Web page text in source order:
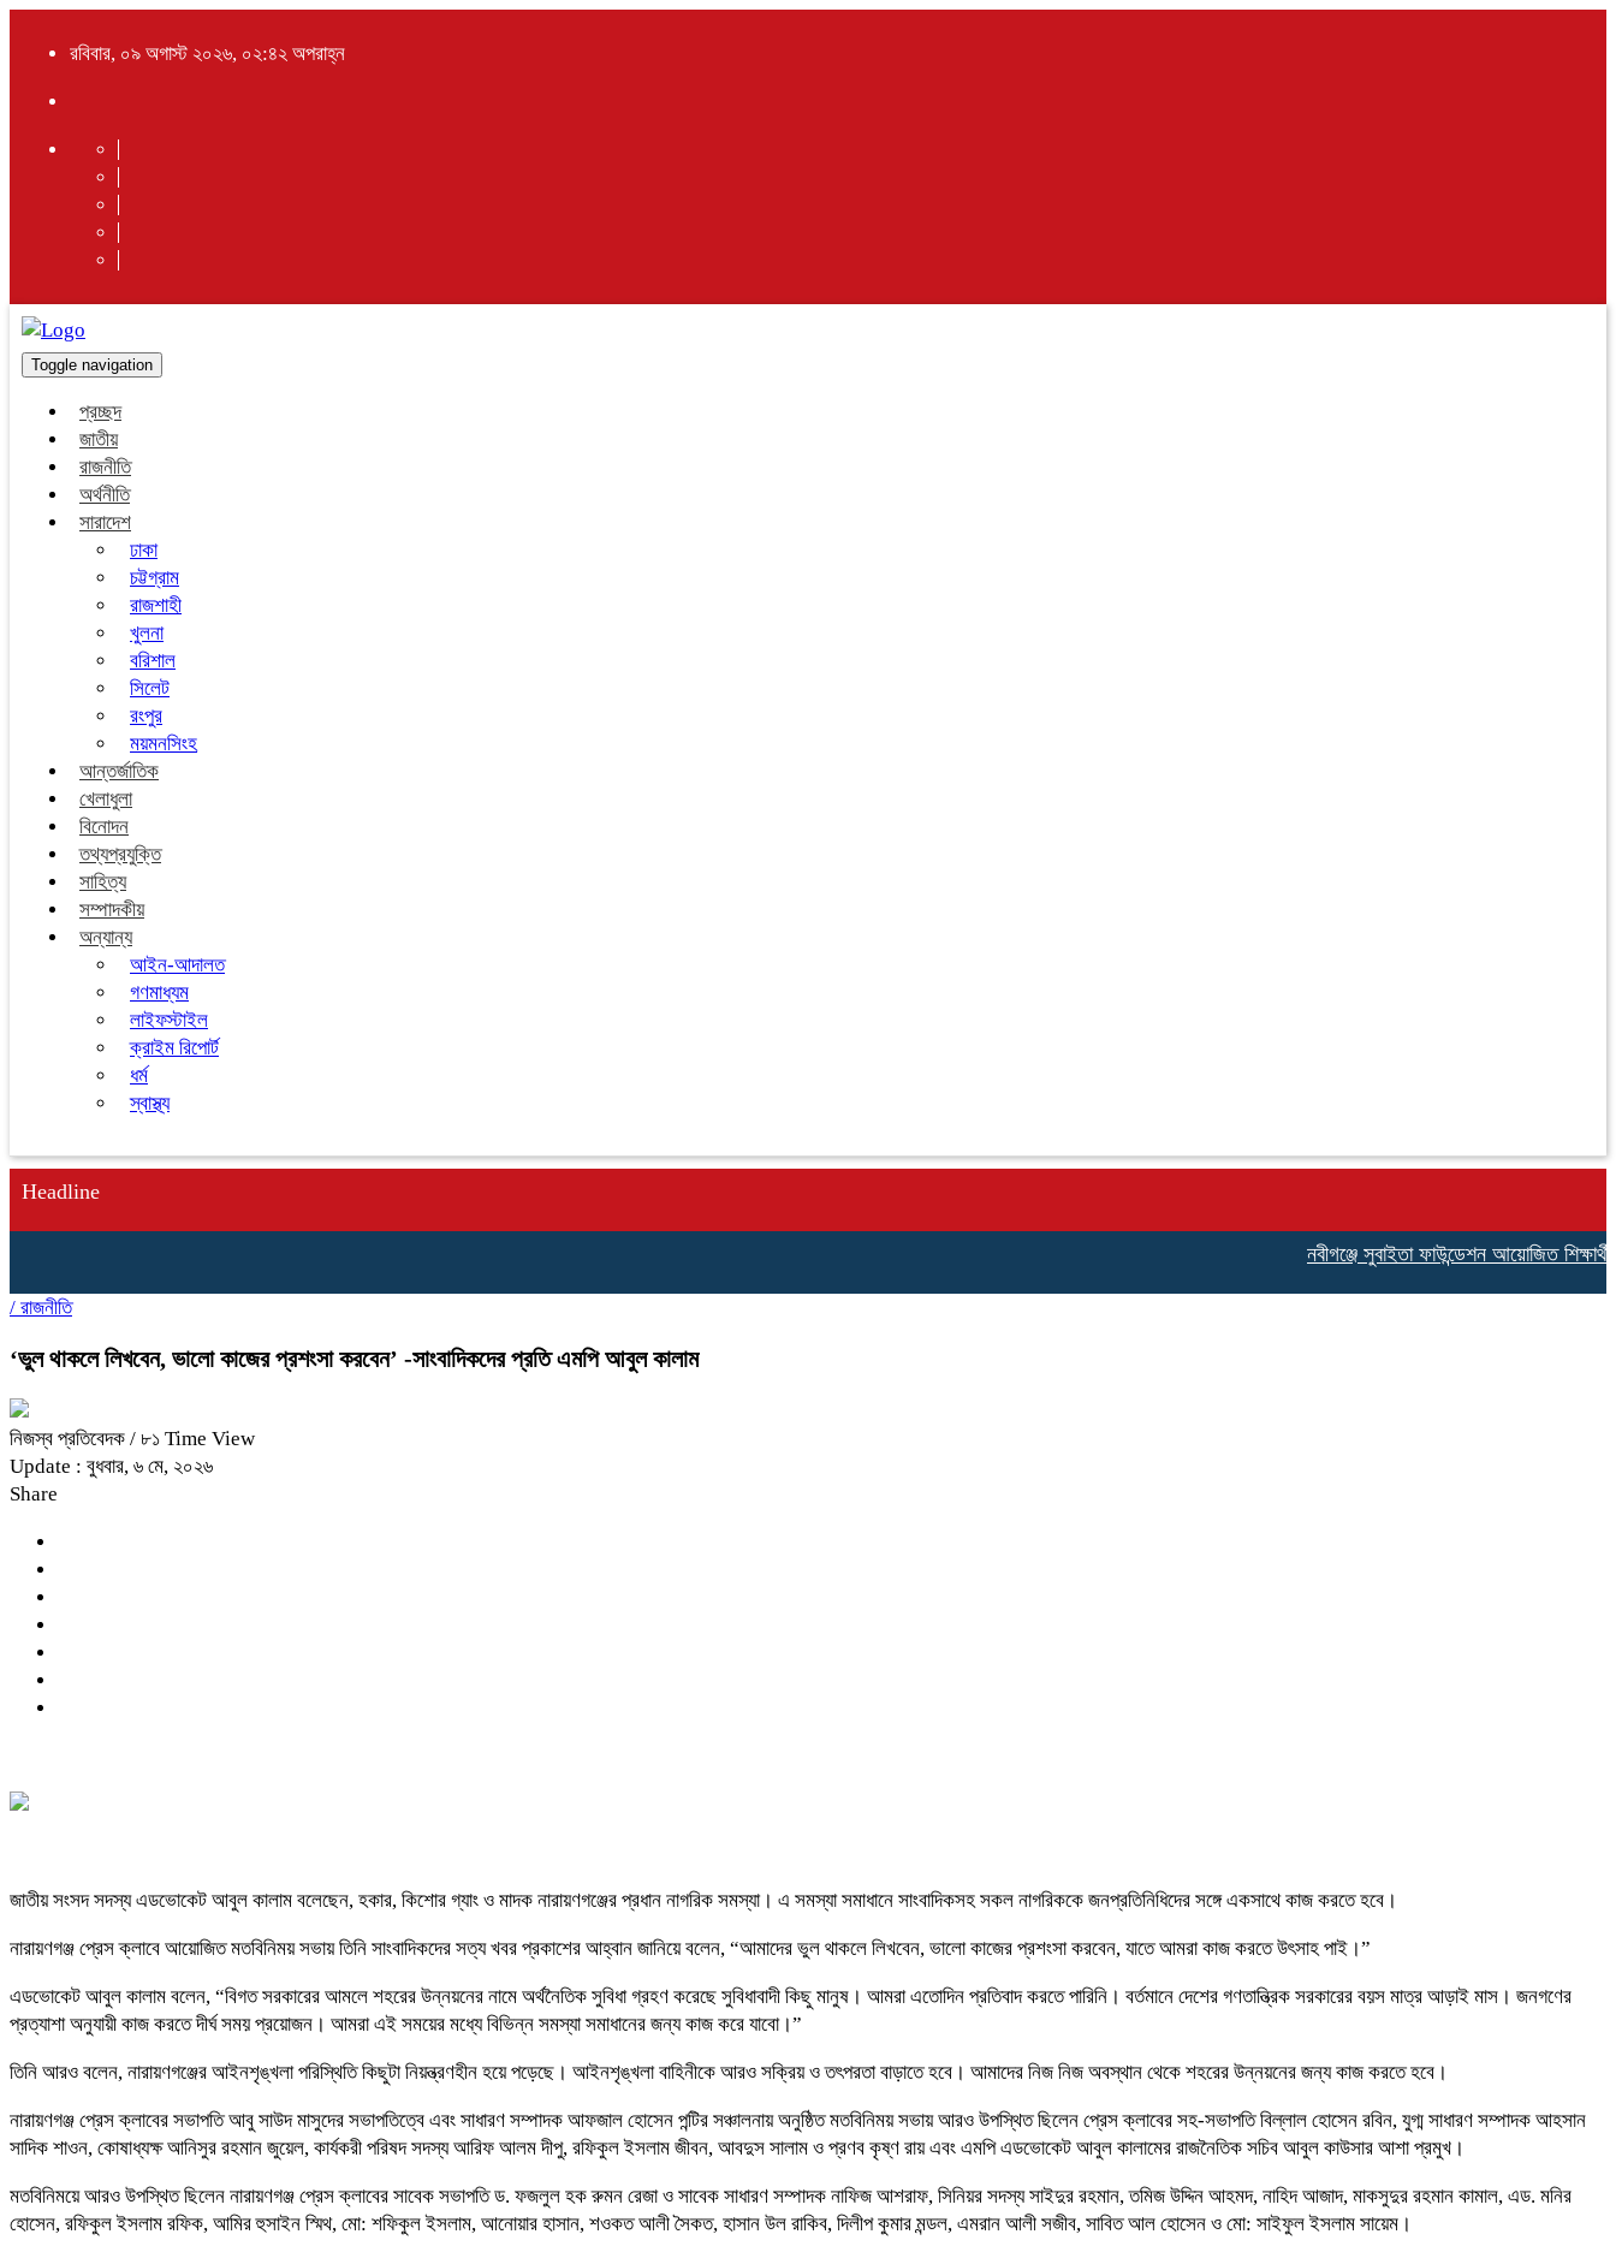
রবিবার, ০৯ অগাস্ট ২০২৬, ০২:৪২ অপরাহ্ন
Toggle navigation
প্রচ্ছদ
জাতীয়
রাজনীতি
অর্থনীতি
সারাদেশ
ঢাকা
চট্টগ্রাম
রাজশাহী
খুলনা
বরিশাল
সিলেট
রংপুর
ময়মনসিংহ
আন্তর্জাতিক
খেলাধুলা
বিনোদন
তথ্যপ্রযুক্তি
সাহিত্য
সম্পাদকীয়
অন্যান্য
আইন-আদালত
গণমাধ্যম
লাইফস্টাইল
ক্রাইম রিপোর্ট
ধর্ম
স্বাস্থ্য
Headline
নবীগঞ্জে সুবাইতা ফাউন্ডেশন আয়োজিত
/ রাজনীতি
‘ভুল থাকলে লিখবেন, ভালো কাজের প্রশংসা করবেন’ -সাংবাদিকদের প্রতি এমপি আবুল কালাম
নিজস্ব প্রতিবেদক / ৮১ Time View
Update : বুধবার, ৬ মে, ২০২৬
Share
জাতীয় সংসদ সদস্য এডভোকেট আবুল কালাম বলেছেন, হকার, কিশোর গ্যাং ও মাদক নারায়ণগঞ্জের প্রধান নাগরিক সমস্যা। এ সমস্যা সমাধানে সাংবাদিকসহ সকল নাগরিককে জনপ্রতিনিধিদের সঙ্গে একসাথে কাজ করতে হবে।
নারায়ণগঞ্জ প্রেস ক্লাবে আয়োজিত মতবিনিময় সভায় তিনি সাংবাদিকদের সত্য খবর প্রকাশের আহ্বান জানিয়ে বলেন, “আমাদের ভুল থাকলে লিখবেন, ভালো কাজের প্রশংসা করবেন, যাতে আমরা কাজ করতে উৎসাহ পাই।”
এডভোকেট আবুল কালাম বলেন, “বিগত সরকারের আমলে শহরের উন্নয়নের নামে অর্থনৈতিক সুবিধা গ্রহণ করেছে সুবিধাবাদী কিছু মানুষ। আমরা এতোদিন প্রতিবাদ করতে পারিনি। বর্তমানে দেশের গণতান্ত্রিক সরকারের বয়স মাত্র আড়াই মাস। জনগণের
প্রত্যাশা অনুযায়ী কাজ করতে দীর্ঘ সময় প্রয়োজন। আমরা এই সময়ের মধ্যে বিভিন্ন সমস্যা সমাধানের জন্য কাজ করে যাবো।”
তিনি আরও বলেন, নারায়ণগঞ্জের আইনশৃঙ্খলা পরিস্থিতি কিছুটা নিয়ন্ত্রণহীন হয়ে পড়েছে। আইনশৃঙ্খলা বাহিনীকে আরও সক্রিয় ও তৎপরতা বাড়াতে হবে। আমাদের নিজ নিজ অবস্থান থেকে শহরের উন্নয়নের জন্য কাজ করতে হবে।
নারায়ণগঞ্জ প্রেস ক্লাবের সভাপতি আবু সাউদ মাসুদের সভাপতিত্বে এবং সাধারণ সম্পাদক আফজাল হোসেন পন্টির সঞ্চালনায় অনুষ্ঠিত মতবিনিময় সভায় আরও উপস্থিত ছিলেন প্রেস ক্লাবের সহ-সভাপতি বিল্লাল হোসেন রবিন, যুগ্ম সাধারণ সম্পাদক আহসান
সাদিক শাওন, কোষাধ্যক্ষ আনিসুর রহমান জুয়েল, কার্যকরী পরিষদ সদস্য আরিফ আলম দীপু, রফিকুল ইসলাম জীবন, আবদুস সালাম ও প্রণব কৃষ্ণ রায় এবং এমপি এডভোকেট আবুল কালামের রাজনৈতিক সচিব আবুল কাউসার আশা প্রমুখ।
মতবিনিময়ে আরও উপস্থিত ছিলেন নারায়ণগঞ্জ প্রেস ক্লাবের সাবেক সভাপতি ড. ফজলুল হক রুমন রেজা ও সাবেক সাধারণ সম্পাদক নাফিজ আশরাফ, সিনিয়র সদস্য সাইদুর রহমান, তমিজ উদ্দিন আহমদ, নাহিদ আজাদ, মাকসুদুর রহমান কামাল, এড. মনির
হোসেন, রফিকুল ইসলাম রফিক, আমির হুসাইন স্মিথ, মো: শফিকুল ইসলাম, আনোয়ার হাসান, শওকত আলী সৈকত, হাসান উল রাকিব, দিলীপ কুমার মন্ডল, এমরান আলী সজীব, সাবিত আল হোসেন ও মো: সাইফুল ইসলাম সায়েম।